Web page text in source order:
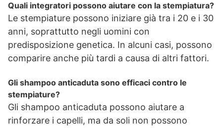
Quali integratori possono aiutare con la stempiatura?
Le stempiature possono iniziare già tra i 20 e i 30
anni, soprattutto negli uomini con
predisposizione genetica. In alcuni casi, possono
comparire anche più tardi a causa di altri fattori.
Gli shampoo anticaduta sono efficaci contro le
stempiature?
Gli shampoo anticaduta possono aiutare a
rinforzare i capelli, ma da soli non possono